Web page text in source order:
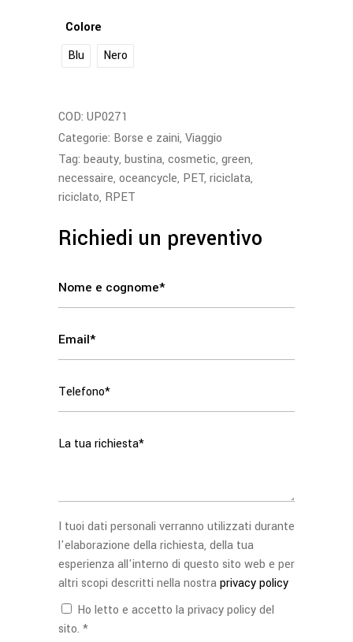
Colore
Blu
Nero
COD: UP0271
Categorie: Borse e zaini, Viaggio
Tag: beauty, bustina, cosmetic, green,
necessaire, oceancycle, PET, riciclata,
riciclato, RPET
Richiedi un preventivo
I tuoi dati personali verranno utilizzati durante
l'elaborazione della richiesta, della tua
esperienza all'interno di questo sito web e per
altri scopi descritti nella nostraprivacy policy
Ho letto e accetto la privacy policy del
sito. *